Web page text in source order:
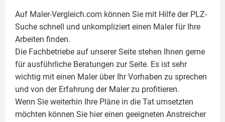
Auf Maler-Vergleich.com können Sie mit Hilfe der PLZ-
Suche schnell und unkompliziert einen Malerfür Ihre
Arbeiten finden.
Die Fachbetriebe auf unserer Seite stehen Ihnen gerne
für ausführliche Beratungen zur Seite. Es ist sehr
wichtig mit einen Maler über Ihr Vorhaben zu sprechen
und von der Erfahrung der Maler zu profitieren.
Wenn Sie weiterhin Ihre Pläne in die Tat umsetzten
möchten können Sie hier einen geeigneten Anstreicher